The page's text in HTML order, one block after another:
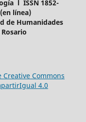
l ISSN 1852-
línea)
de Humanidades
Creative Commons
4.0